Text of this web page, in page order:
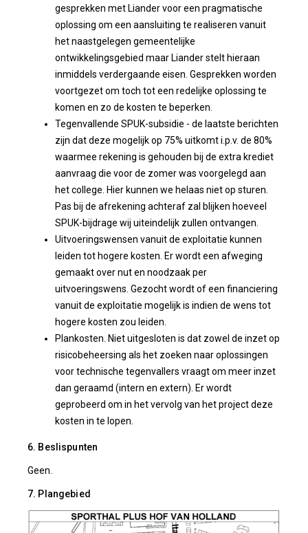
gesprekken met Liander voor een pragmatische
oplossing om een aansluiting te realiseren vanuit
het naastgelegen gemeentelijke
ontwikkelingsgebied maar Liander stelt hieraan
inmiddels verdergaande eisen. Gesprekken worden
voortgezet om toch tot een redelijke oplossing te
komen en zo de kosten te beperken.
Tegenvallende SPUK-subsidie - de laatste berichten
zijn dat deze mogelijk op 75% uitkomt i.p.v. de 80%
waarmee rekening is gehouden bij de extra krediet
aanvraag die voor de zomer was voorgelegd aan
het college. Hier kunnen we helaas niet op sturen.
Pas bij de afrekening achteraf zal blijken hoeveel
SPUK-bijdrage wij uiteindelijk zullen ontvangen.
Uitvoeringswensen vanuit de exploitatie kunnen
leiden tot hogere kosten. Er wordt een afweging
gemaakt over nut en noodzaak per
uitvoeringswens. Gezocht wordt of een financiering
vanuit de exploitatie mogelijk is indien de wens tot
hogere kosten zou leiden.
Plankosten. Niet uitgesloten is dat zowel de inzet op
risicobeheersing als het zoeken naar oplossingen
voor technische tegenvallers vraagt om meer inzet
dan geraamd (intern en extern). Er wordt
geprobeerd om in het vervolg van het project deze
kosten in te lopen.
6. Beslispunten
Geen.
7. Plangebied